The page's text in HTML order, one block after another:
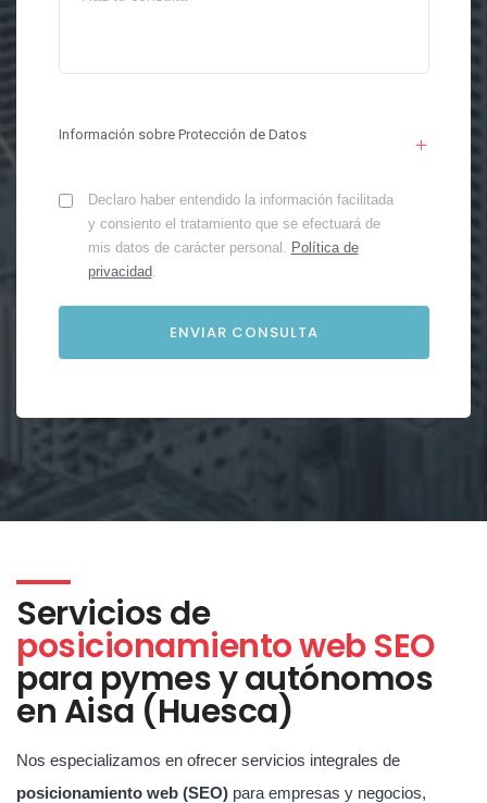
Información sobre Protección de Datos
Declaro haber entendido la información facilitada
y consiento el tratamiento que se efectuará de
mis datos de carácter personal. Política de
privacidad.
Servicios de
posicionamiento web SEO
para pymes y autónomos
en Aisa (Huesca)
Nos especializamos en ofrecer servicios integrales de
posicionamiento web (SEO) para empresas y negocios,